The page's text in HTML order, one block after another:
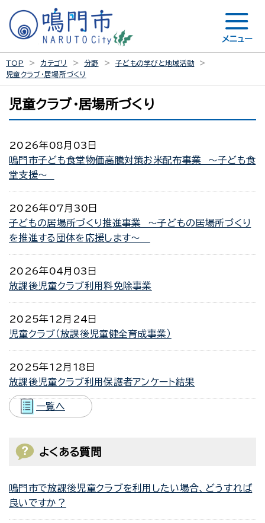
メニュー
TOP カテゴリ 分野
子どもの学びと地域活動
児童クラブ・居場所づくり
児童クラブ・居場所づくり
2026年08月03日
鳴門市子ども食堂物価高騰対策お米配布事業 ～子ども食
堂支援～
2026年07月30日
子どもの居場所づくり推進事業 ～子どもの居場所づくり
を推進する団体を応援します～
2026年04月03日
放課後児童クラブ利用料免除事業
2025年12月24日
児童クラブ（放課後児童健全育成事業）
2025年12月18日
放課後児童クラブ利用保護者アンケート結果
一覧へ
よくある質問
鳴門市で放課後児童クラブを利用したい場合、どうすれば
良いですか？